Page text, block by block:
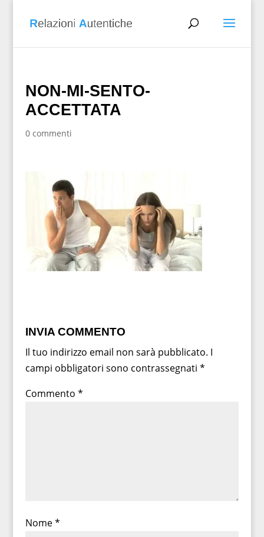
NON-MI-SENTO-
ACCETTATA
0 commenti
INVIA COMMENTO
Il tuo indirizzo email non sarà pubblicato. I
campi obbligatori sono contrassegnati *
Commento *
Nome*